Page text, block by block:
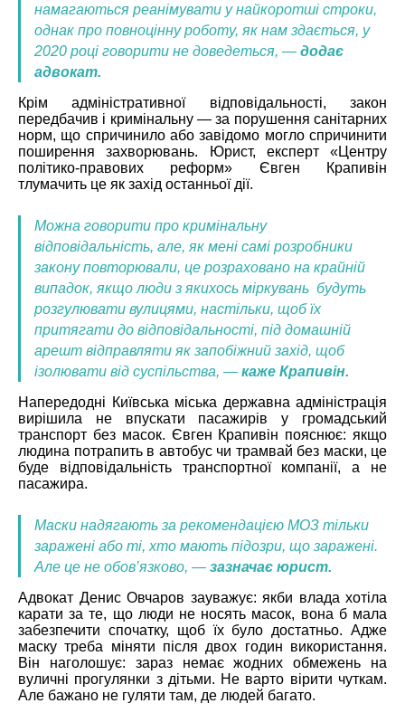
намагаються реанімувати у найкоротші строки,
однак про повноцінну роботу, як нам здається, у
2020 році говорити не доведеться, — додає
адвокат.
Крім адміністративної відповідальності, закон
передбачив і кримінальну — за порушення санітарних
норм, що спричинило або завідомо могло спричинити
поширення захворювань. Юрист, експерт «Центру
політико-правових реформ» Євген Крапивін
тлумачить це як захід останньої дії.
Можна говорити про кримінальну
відповідальність, але, як мені самі розробники
закону повторювали, це розраховано на крайній
випадок, якщо люди з якихось міркувань будуть
розгулювати вулицями, настільки, щоб їх
притягати до відповідальності, під домашній
арешт відправляти як запобіжний захід, щоб
ізолювати від суспільства, — каже Крапивін.
Напередодні Київська міська державна адміністрація
вирішила не впускати пасажирів у громадський
транспорт без масок. Євген Крапивін пояснює: якщо
людина потрапить в автобус чи трамвай без маски, це
буде відповідальність транспортної компанії, а не
пасажира.
Маски надягають за рекомендацією МОЗ тільки
заражені або ті, хто мають підозри, що заражені.
Але це не обов’язково, — зазначає юрист.
Адвокат Денис Овчаров зауважує: якби влада хотіла
карати за те, що люди не носять масок, вона б мала
забезпечити спочатку, щоб їх було достатньо. Адже
маску треба міняти після двох годин використання.
Він наголошує: зараз немає жодних обмежень на
вуличні прогулянки з дітьми. Не варто вірити чуткам.
Але бажано не гуляти там, де людей багато.